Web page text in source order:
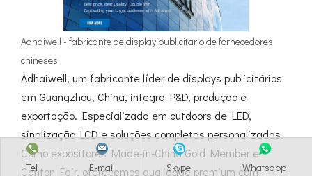
Adhaiwell - fabricante de display publicitário de fornecedores
chineses
Adhaiwell, um fabricante líder de displays publicitários
em Guangzhou, China, integra P&D, produção e
exportação. Especializada em outdoors de LED,
sinalização LCD e soluções completas personalizadas.
Como expositores Made-in-China Gold Member e
Canton Fair, oferecemos qualidade premium com
Tel E-mail Skype Whatsapp